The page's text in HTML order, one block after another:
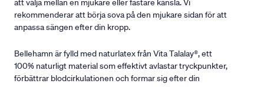
att välja mellan en mjukare eller fastare känsla. Vi
rekommenderar att börja sova på den mjukare sidan för att
anpassa sängen efter din kropp.
Bellehamn är fylld med naturlatex från Vita Talalay®, ett
100% naturligt material som effektivt avlastar tryckpunkter,
förbättrar blodcirkulationen och formar sig efter din